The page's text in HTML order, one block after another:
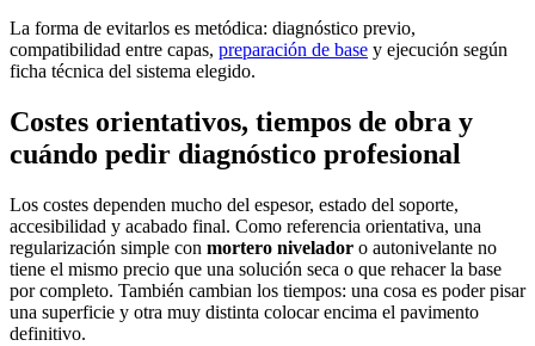
La forma de evitarlos es metódica: diagnóstico previo,
compatibilidad entre capas, preparación de base y ejecución según
ficha técnica del sistema elegido.
Costes orientativos, tiempos de obra y
cuándo pedir diagnóstico profesional
Los costes dependen mucho del espesor, estado del soporte,
accesibilidad y acabado final. Como referencia orientativa, una
regularización simple con mortero nivelador o autonivelante no
tiene el mismo precio que una solución seca o que rehacer la base
por completo. También cambian los tiempos: una cosa es poder pisar
una superficie y otra muy distinta colocar encima el pavimento
definitivo.